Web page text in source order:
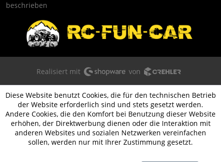
beschrieben
Realisiert mit von
Diese Website benutzt Cookies, die für den technischen Betrieb
der Website erforderlich sind und stets gesetzt werden.
Andere Cookies, die den Komfort bei Benutzung dieser Website
erhöhen, der Direktwerbung dienen oder die Interaktion mit
anderen Websites und sozialen Netzwerken vereinfachen
sollen, werden nur mit Ihrer Zustimmung gesetzt.